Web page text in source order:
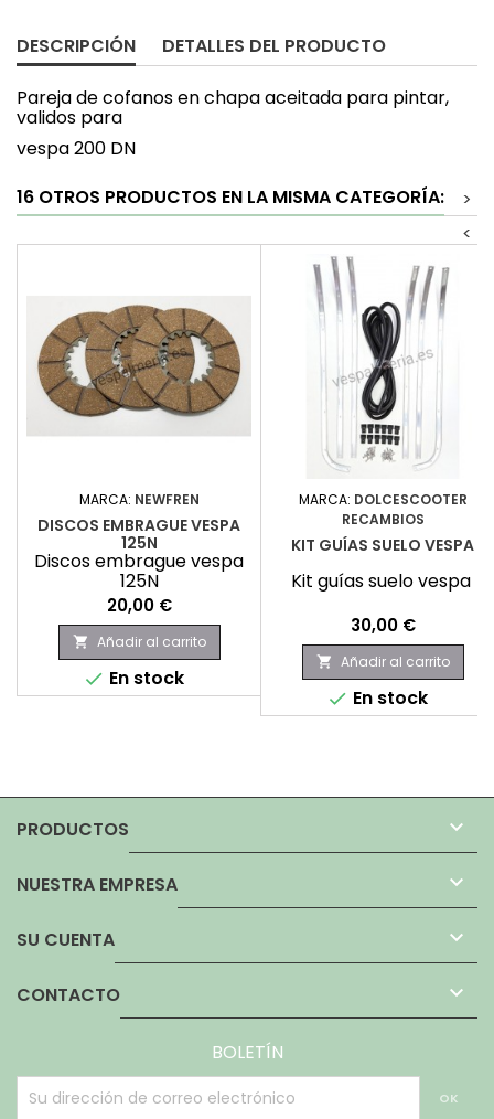
DESCRIPCIÓN DETALLES DEL PRODUCTO
Pareja de cofanos en chapa aceitada para pintar,
validos para
vespa 200 DN
16 OTROS PRODUCTOS EN LA MISMA CATEGORÍA:
>
<
MARCA: NEWFREN
DISCOS EMBRAGUE VESPA
125N
Discos embrague vespa
125N
Precio
20,00 €
 Añadir al carrito
 En stock
MARCA: DOLCESCOOTER
RECAMBIOS
KIT GUÍAS SUELO VESPA
Kit guías suelo vespa
Precio
30,00 €
 Añadir al carrito
 En stock
PRODUCTOS 
NUESTRA EMPRESA 
SU CUENTA 
CONTACTO 
BOLETÍN